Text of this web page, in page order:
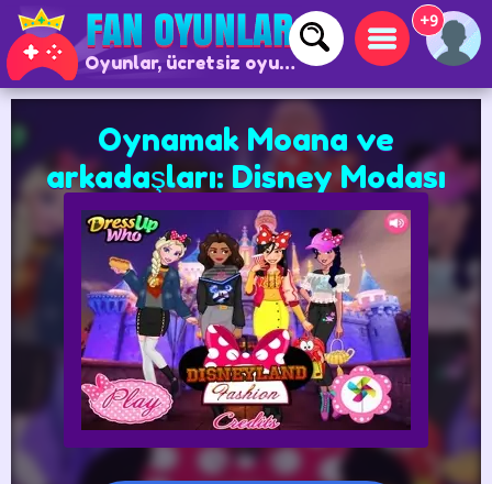
Oyunlar, ücretsiz oyunlar ve çevrimiçi oyunlar
+9
Oynamak Moana ve
arkadaşları: Disney Modası